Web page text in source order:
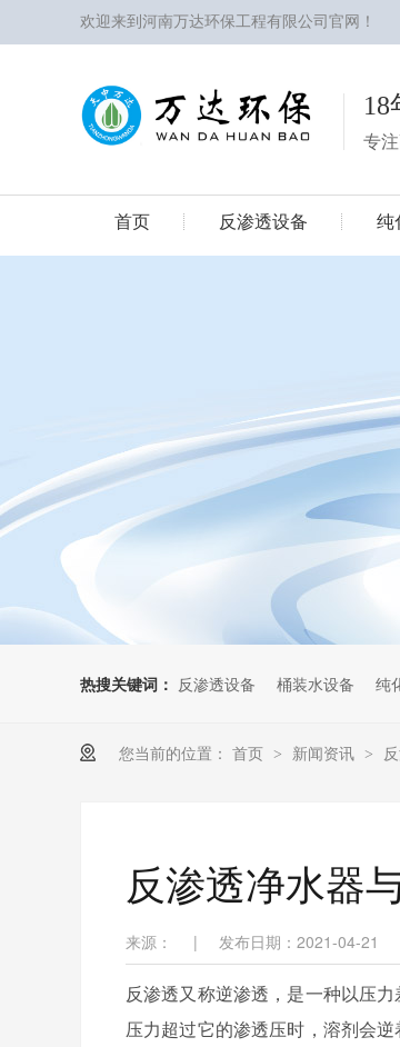
欢迎来到河南万达环保工程有限公司官网！
18
专
首页 反渗透设备 纯
热搜关键词： 反渗透设备 桶装水设备 纯
您当前的位置： 首页 > 新闻资讯 >
反渗透净水器
来源： | 发布日期：2021-04-21
反渗透又称逆渗透，是一种以压
压力超过它的渗透压时，溶剂会